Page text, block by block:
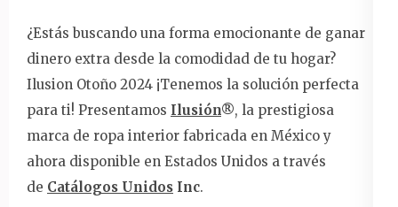
¿Estás buscando una forma emocionante de ganar
dinero extra desde la comodidad de tu hogar?
Ilusion Otoño 2024 ¡Tenemos la solución perfecta
para ti! Presentamos Ilusión®, la prestigiosa
marca de ropa interior fabricada en México y
ahora disponible en Estados Unidos a través
de Catálogos Unidos Inc.